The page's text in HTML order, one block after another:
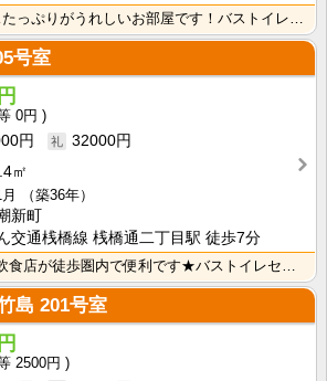
角部屋♪ 収納スペースたっぷりがうれしいお部屋です！バストイレセパレート！さらに独立洗面台もついてい･･･
号室
0円
円
32000円
㎡
（築36年）
新町
交通桟橋線 桟橋通二丁目駅 徒歩7分
スーパー・コンビニ・飲食店が徒歩圏内で便利です★バストイレセパレートで快適☆ 押入れがあるので収納も･･･
島 201号室
2500円